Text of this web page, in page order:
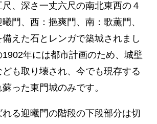
、深さ一丈六尺の南北東西の４
門、西：挹爽門、南：歌薫門、
えた石とレンガで築城されまし
年には都市計画のため、城壁
も取り壊され、今でも現存する
った東門城のみです。
れる迎曦門の階段の下段部分は切